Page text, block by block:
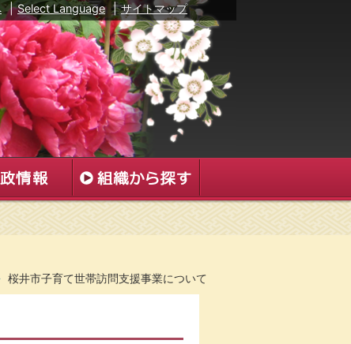
| Select Language | サイトマップ
桜井市子育て世帯訪問支援事業について